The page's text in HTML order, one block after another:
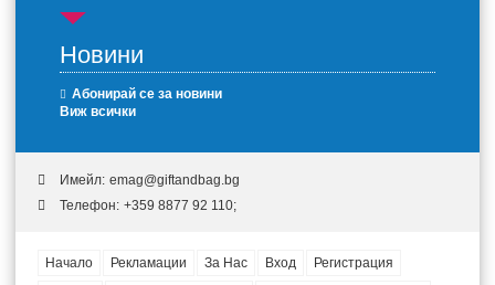
Новини
Абонирай се за новини
Виж всички
Имейл: emag@giftandbag.bg
Телефон: +359 8877 92 110;
Начало Рекламации За Нас Вход
Регистрация